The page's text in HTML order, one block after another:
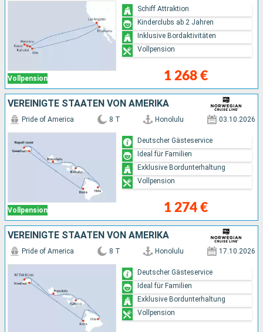
Vollpension 1 268 €
Schiff Attraktion
Kinderclubs ab 2 Jahren
Inklusive Bordaktivitäten
Vollpension
VEREINIGTE STAATEN VON AMERIKA
Vollpension
Pride of America 8 T Honolulu 03.10.2026
1 274 €
Deutscher Gästeservice
Ideal für Familien
Exklusive Bordunterhaltung
Vollpension
VEREINIGTE STAATEN VON AMERIKA
Pride of America 8 T Honolulu 17.10.2026
Deutscher Gästeservice
Ideal für Familien
Exklusive Bordunterhaltung
Vollpension